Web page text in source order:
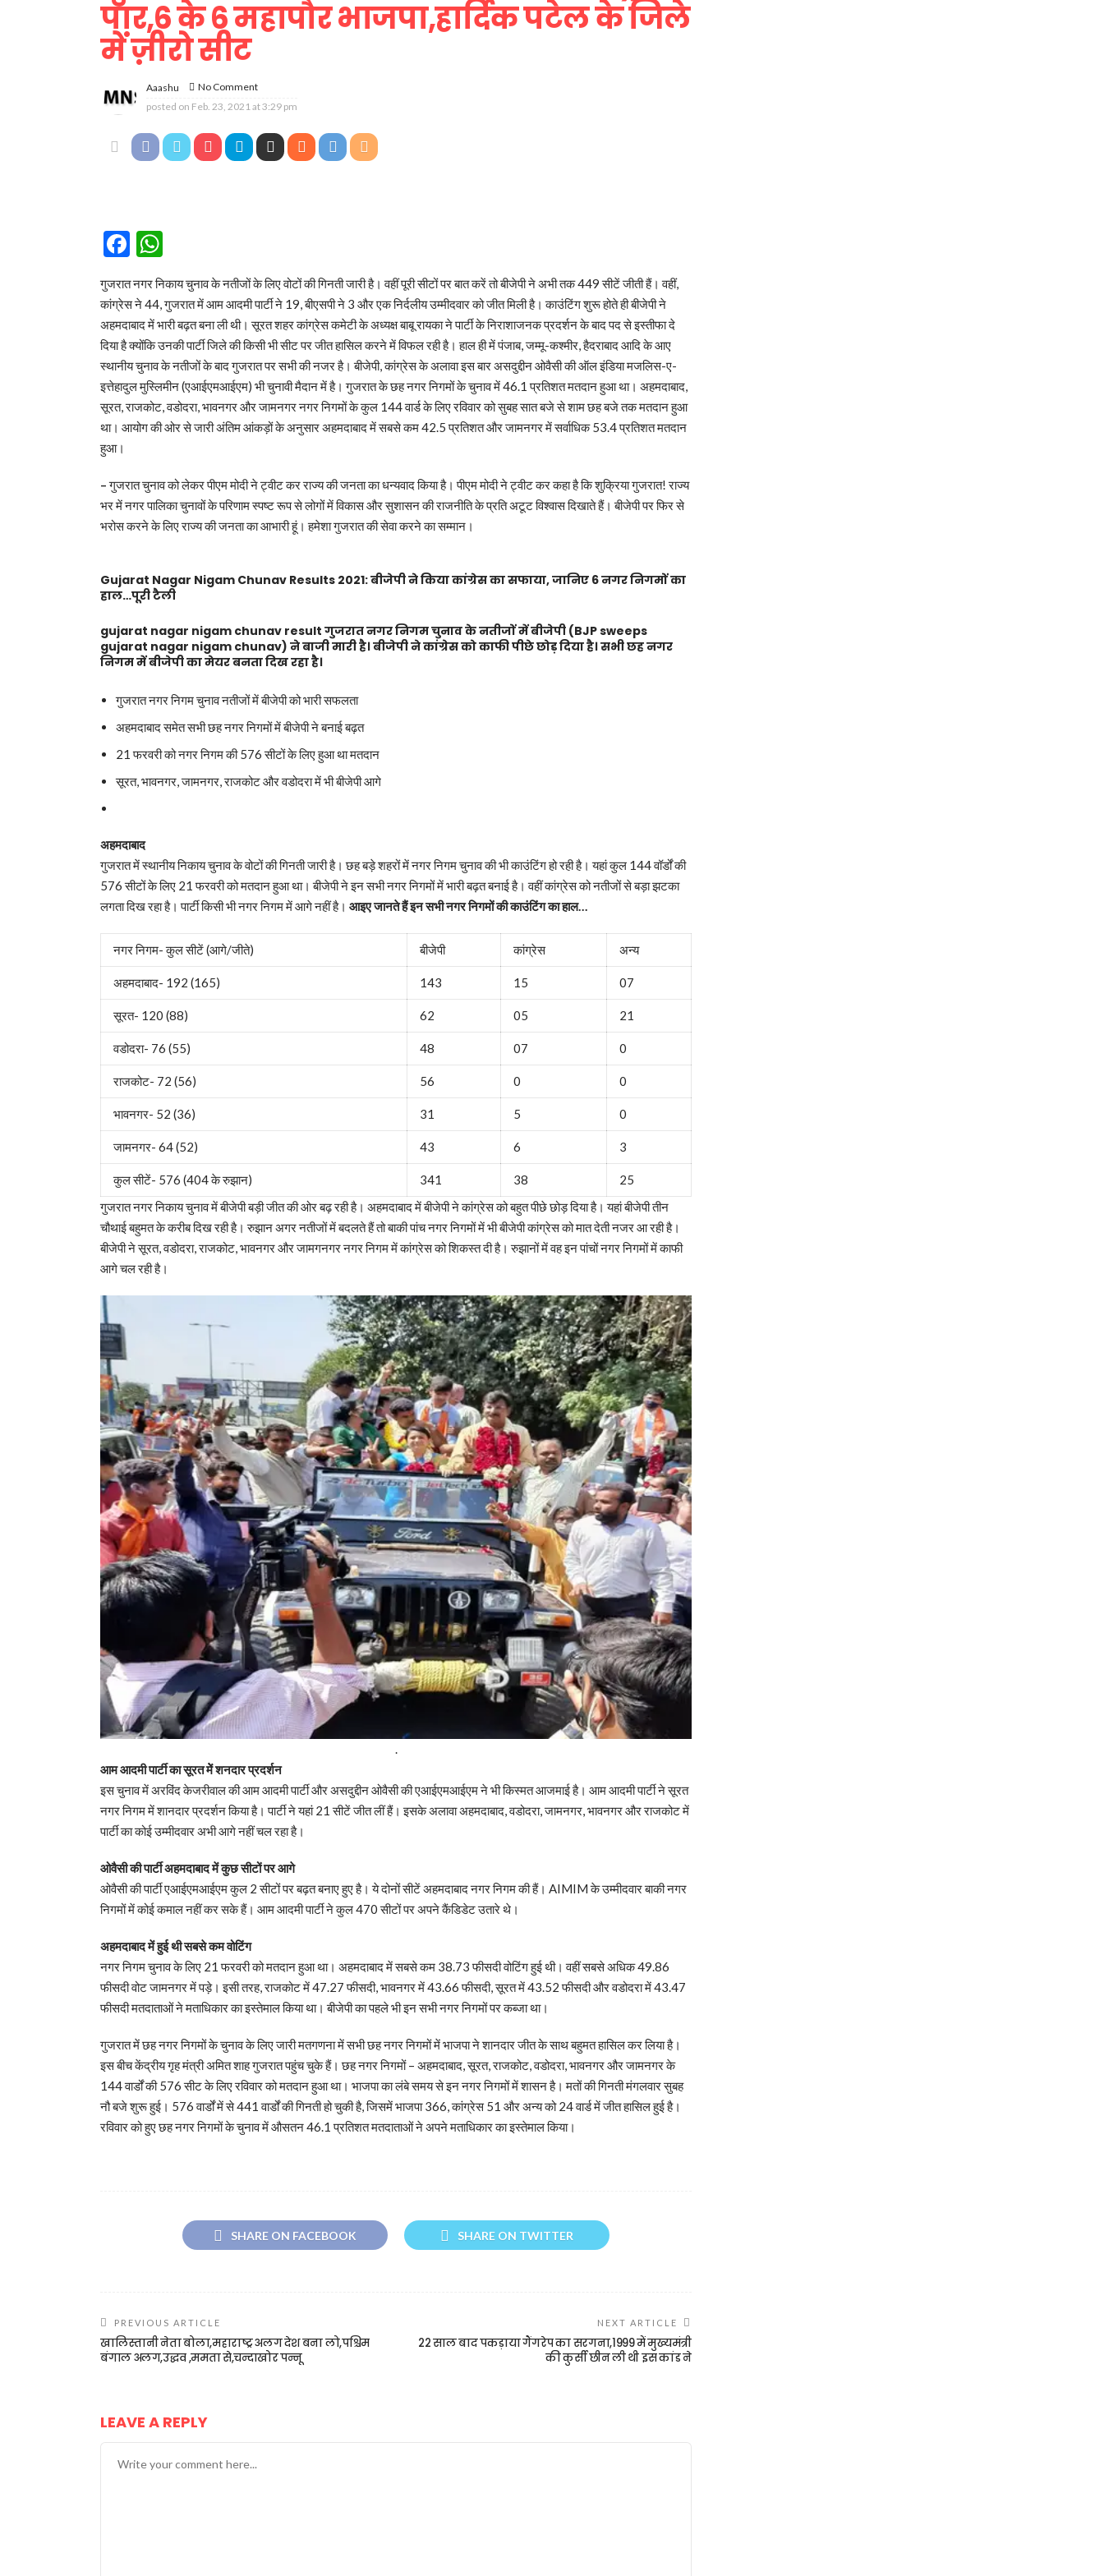
पार,6 के 6 महापौर भाजपा,हार्दिक पटेल के जिले
में ज़ीरो सीट
Aaashu
No Comment
posted on Feb. 23, 2021 at 3:29 pm
Facebook
गुजरात नगर निकाय चुनाव के नतीजों के लिए वोटों की गिनती जारी है। वहीं पूरी सीटों पर बात करें तो बीजेपी ने अभी तक 449 सीटें जीती हैं। वहीं,
कांग्रेस ने 44, गुजरात में आम आदमी पार्टी ने 19, बीएसपी ने 3 और एक निर्दलीय उम्मीदवार को जीत मिली है। काउंटिंग शुरू होते ही बीजेपी ने
अहमदाबाद में भारी बढ़त बना ली थी। सूरत शहर कांग्रेस कमेटी के अध्यक्ष बाबू रायका ने पार्टी के निराशाजनक प्रदर्शन के बाद पद से इस्तीफा दे
दिया है क्योंकि उनकी पार्टी जिले की किसी भी सीट पर जीत हासिल करने में विफल रही है। हाल ही में पंजाब, जम्मू-कश्मीर, हैदराबाद आदि के आए
स्थानीय चुनाव के नतीजों के बाद गुजरात पर सभी की नजर है। बीजेपी, कांग्रेस के अलावा इस बार असदुद्दीन ओवैसी की ऑल इंडिया मजलिस-ए-
इत्तेहादुल मुस्लिमीन (एआईएमआईएम) भी चुनावी मैदान में है। गुजरात के छह नगर निगमों के चुनाव में 46.1 प्रतिशत मतदान हुआ था। अहमदाबाद,
सूरत, राजकोट, वडोदरा, भावनगर और जामनगर नगर निगमों के कुल 144 वार्ड के लिए रविवार को सुबह सात बजे से शाम छह बजे तक मतदान हुआ
था। आयोग की ओर से जारी अंतिम आंकड़ों के अनुसार अहमदाबाद में सबसे कम 42.5 प्रतिशत और जामनगर में सर्वाधिक 53.4 प्रतिशत मतदान
हुआ।
–गुजरात चुनाव को लेकर पीएम मोदी ने ट्वीट कर राज्य की जनता का धन्यवाद किया है। पीएम मोदी ने ट्वीट कर कहा है कि शुक्रिया गुजरात! राज्य
भर में नगर पालिका चुनावों के परिणाम स्पष्ट रूप से लोगों में विकास और सुशासन की राजनीति के प्रति अटूट विश्वास दिखाते हैं। बीजेपी पर फिर से
भरोस करने के लिए राज्य की जनता का आभारी हूं। हमेशा गुजरात की सेवा करने का सम्मान।
Gujarat Nagar Nigam Chunav Results 2021: बीजेपी ने किया कांग्रेस का सफाया, जानिए 6 नगर निगमों का
हाल…पूरी टैली
gujarat nagar nigam chunav result गुजरात नगर निगम चुनाव के नतीजों में बीजेपी (BJP sweeps
gujarat nagar nigam chunav) ने बाजी मारी है। बीजेपी ने कांग्रेस को काफी पीछे छोड़ दिया है। सभी छह नगर
निगम में बीजेपी का मेयर बनता दिख रहा है।
गुजरात नगर निगम चुनाव नतीजों में बीजेपी को भारी सफलता
अहमदाबाद समेत सभी छह नगर निगमों में बीजेपी ने बनाई बढ़त
21 फरवरी को नगर निगम की 576 सीटों के लिए हुआ था मतदान
सूरत, भावनगर, जामनगर, राजकोट और वडोदरा में भी बीजेपी आगे
अहमदाबाद
गुजरात में स्थानीय निकाय चुनाव के वोटों की गिनती जारी है। छह बड़े शहरों में नगर निगम चुनाव की भी काउंटिंग हो रही है। यहां कुल 144 वॉर्डों की
576 सीटों के लिए 21 फरवरी को मतदान हुआ था। बीजेपी ने इन सभी नगर निगमों में भारी बढ़त बनाई है। वहीं कांग्रेस को नतीजों से बड़ा झटका
लगता दिख रहा है। पार्टी किसी भी नगर निगम में आगे नहीं है। आइए जानते हैं इन सभी नगर निगमों की काउंटिंग का हाल…
नगर निगम- कुल सीटें (आगे/जीते) बीजेपी कांग्रेस अन्य
अहमदाबाद- 192 (165) 143 15 07
सूरत- 120 (88) 62 05 21
वडोदरा- 76 (55) 48 07 0
राजकोट- 72 (56) 56 0 0
भावनगर- 52 (36) 31 5 0
जामनगर- 64 (52) 43 6 3
कुल सीटें- 576 (404 के रुझान) 341 38
25
गुजरात नगर निकाय चुनाव में बीजेपी बड़ी जीत की ओर बढ़ रही है। अहमदाबाद में बीजेपी ने कांग्रेस को बहुत पीछे छोड़ दिया है। यहां बीजेपी तीन
चौथाई बहुमत के करीब दिख रही है। रुझान अगर नतीजों में बदलते हैं तो बाकी पांच नगर निगमों में भी बीजेपी कांग्रेस को मात देती नजर आ रही है।
बीजेपी ने सूरत, वडोदरा, राजकोट, भावनगर और जामगनगर नगर निगम में कांग्रेस को शिकस्त दी है। रुझानों में वह इन पांचों नगर निगमों में काफी
आगे चल रही है।
.
आम आदमी पार्टी का सूरत मेें शनदार प्रदर्शन
इस चुनाव में अरविंद केजरीवाल की आम आदमी पार्टी और असदुद्दीन ओवैसी की एआईएमआईएम ने भी किस्मत आजमाई है। आम आदमी पार्टी ने सूरत
नगर निगम में शानदार प्रदर्शन किया है। पार्टी ने यहां 21 सीटें जीत लीं हैं। इसके अलावा अहमदाबाद, वडोदरा, जामनगर, भावनगर और राजकोट में
पार्टी का कोई उम्‍मीदवार अभी आगे नहीं चल रहा है।
ओवैसी की पार्टी अहमदाबाद में कुछ सीटों पर आगे
ओवैसी की पार्टी एआईएमआईएम कुल 2 सीटों पर बढ़त बनाए हुए है। ये दोनों सीटें अहमदाबाद नगर निगम की हैं। AIMIM के उम्‍मीदवार बाकी नगर
निगमों में कोई कमाल नहीं कर सके हैं। आम आदमी पार्टी ने कुल 470 सीटों पर अपने कैंडिडेट उतारे थे।
अहमदाबाद में हुई थी सबसे कम वोटिंग
नगर निगम चुनाव के लिए 21 फरवरी को मतदान हुआ था। अहमदाबाद में सबसे कम 38.73 फीसदी वोटिंग हुई थी। वहीं सबसे अधिक 49.86
फीसदी वोट जामनगर में पड़े। इसी तरह, राजकोट में 47.27 फीसदी, भावनगर में 43.66 फीसदी, सूरत में 43.52 फीसदी और वडोदरा में 43.47
फीसदी मतदाताओं ने मताधिकार का इस्तेमाल किया था। बीजेपी का पहले भी इन सभी नगर निगमों पर कब्जा था।
गुजरात में छह नगर निगमों के चुनाव के लिए जारी मतगणना में सभी छह नगर निगमों में भाजपा ने शानदार जीत के साथ बहुमत हासिल कर लिया है।
इस बीच केंद्रीय गृह मंत्री अमित शाह गुजरात पहुंच चुके हैं। छह नगर निगमों – अहमदाबाद, सूरत, राजकोट, वडोदरा, भावनगर और जामनगर के
144 वार्डों की 576 सीट के लिए रविवार को मतदान हुआ था। भाजपा का लंबे समय से इन नगर निगमों में शासन है। मतों की गिनती मंगलवार सुबह
नौ बजे शुरू हुई। 576 वार्डों में से 441 वार्डों की गिनती हो चुकी है, जिसमें भाजपा 366, कांग्रेस 51 और अन्य को 24 वार्ड में जीत हासिल हुई है।
रविवार को हुए छह नगर निगमों के चुनाव में औसतन 46.1 प्रतिशत मतदाताओं ने अपने मताधिकार का इस्तेमाल किया।
SHARE ON FACEBOOK SHARE ON TWITTER
PREVIOUS ARTICLE
खालिस्तानी नेता बोला,महाराष्ट्र अलग देश बना लो,पश्चिम
बंगाल अलग,उद्धव ,ममता से,चन्दाखोर पन्नू
NEXT ARTICLE
22 साल बाद पकड़ाया गैंगरेप का सरगना,1999 में मुख्यमंत्री
की कुर्सी छीन ली थी इस कांड ने
LEAVE A REPLY